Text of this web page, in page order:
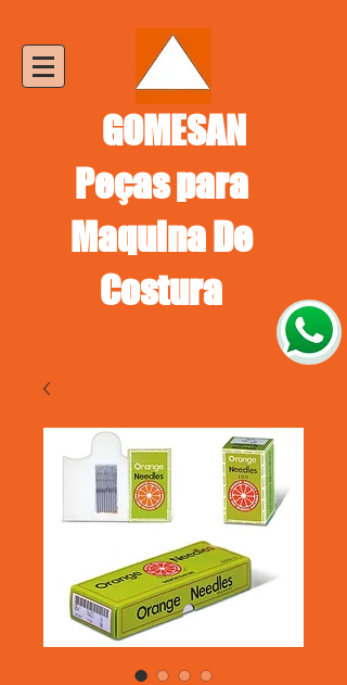
GOMESAN
Peças para
Maquina De
Costura